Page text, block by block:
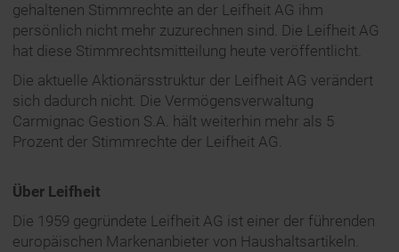
gehaltenen Stimmrechte an der Leifheit AG ihm
persönlich nicht mehr zuzurechnen sind. Die Leifheit AG
hat diese Stimmrechtsmitteilung heute veröffentlicht.
Die aktuelle Aktionärsstruktur der Leifheit AG verändert
sich dadurch nicht. Die Vermögensverwaltung
Carmignac Gestion S.A. hält weiterhin mehr als 5
Prozent der Stimmrechte der Leifheit AG.
Über Leifheit
Die 1959 gegründete Leifheit AG ist einer der führenden
europäischen Markenanbieter von Haushaltsartikeln.